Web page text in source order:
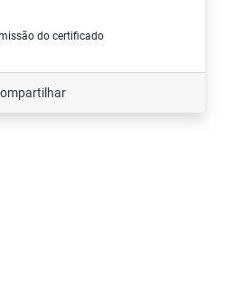
do certificado